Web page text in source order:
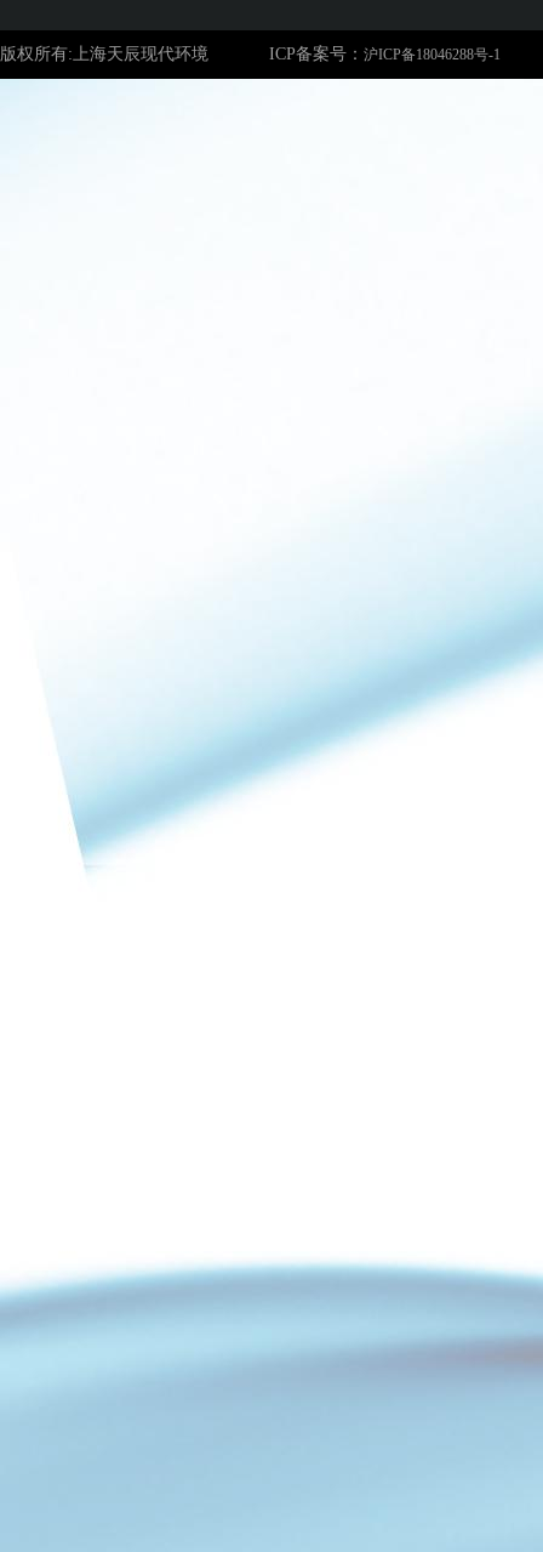
版权所有:上海天辰现代环境 ICP备案号： 沪ICP备18046288号-1